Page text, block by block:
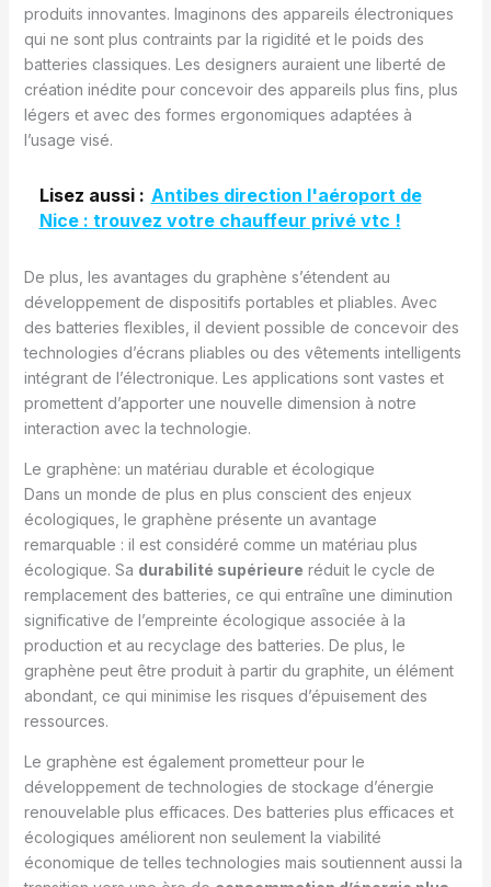
produits innovantes. Imaginons des appareils électroniques
qui ne sont plus contraints par la rigidité et le poids des
batteries classiques. Les designers auraient une liberté de
création inédite pour concevoir des appareils plus fins, plus
légers et avec des formes ergonomiques adaptées à
l’usage visé.
Lisez aussi : Antibes direction l'aéroport de
Nice : trouvez votre chauffeur privé vtc !
De plus, les avantages du graphène s’étendent au
développement de dispositifs portables et pliables. Avec
des batteries flexibles, il devient possible de concevoir des
technologies d’écrans pliables ou des vêtements intelligents
intégrant de l’électronique. Les applications sont vastes et
promettent d’apporter une nouvelle dimension à notre
interaction avec la technologie.
Le graphène: un matériau durable et écologique
Dans un monde de plus en plus conscient des enjeux
écologiques, le graphène présente un avantage
remarquable : il est considéré comme un matériau plus
écologique. Sa durabilité supérieure réduit le cycle de
remplacement des batteries, ce qui entraîne une diminution
significative de l’empreinte écologique associée à la
production et au recyclage des batteries. De plus, le
graphène peut être produit à partir du graphite, un élément
abondant, ce qui minimise les risques d’épuisement des
ressources.
Le graphène est également prometteur pour le
développement de technologies de stockage d’énergie
renouvelable plus efficaces. Des batteries plus efficaces et
écologiques améliorent non seulement la viabilité
économique de telles technologies mais soutiennent aussi la